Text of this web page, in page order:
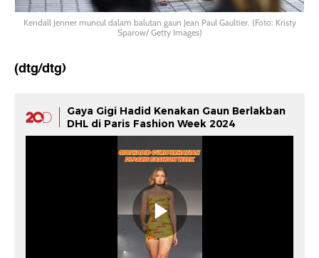
Kendall Jenner muncul dalam balutan gaun Jean Paul Gaultier. (Foto: Kristy
Sparow/ Getty Images)
(dtg/dtg)
Gaya Gigi Hadid Kenakan Gaun Berlakban
DHL di Paris Fashion Week 2024